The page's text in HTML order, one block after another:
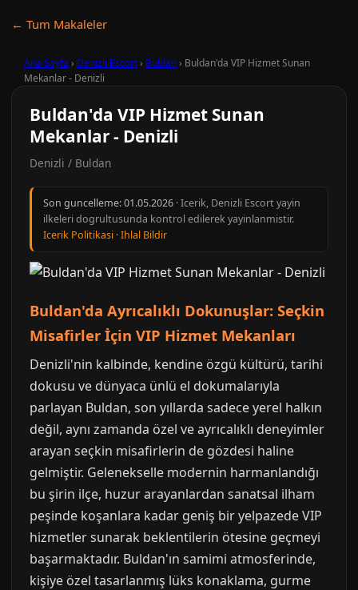
← Tum Makaleler
Ana Sayfa › Denizli Escort› Buldan› Buldan'da VIP Hizmet Sunan
Mekanlar - Denizli
Buldan'da VIP Hizmet Sunan
Mekanlar - Denizli
Denizli / Buldan
Son guncelleme:01.05.2026 · Icerik, Denizli Escort yayin
ilkeleri dogrultusunda kontrol edilerek yayinlanmistir.
Icerik Politikasi ·Ihlal Bildir
Buldan'da Ayrıcalıklı Dokunuşlar: Seçkin
Misafirler İçin VIP Hizmet Mekanları
Denizli'nin kalbinde, kendine özgü kültürü, tarihi
dokusu ve dünyaca ünlü el dokumalarıyla
parlayan Buldan, son yıllarda sadece yerel halkın
değil, aynı zamanda özel ve ayrıcalıklı deneyimler
arayan seçkin misafirlerin de gözdesi haline
gelmiştir. Gelenekselle modernin harmanlandığı
bu şirin ilçe, huzur arayanlardan sanatsal ilham
peşinde koşanlara kadar geniş bir yelpazede VIP
hizmetler sunarak beklentilerin ötesine geçmeyi
başarmaktadır. Buldan'ın samimi atmosferinde,
kişiye özel tasarlanmış lüks konaklama, gurme